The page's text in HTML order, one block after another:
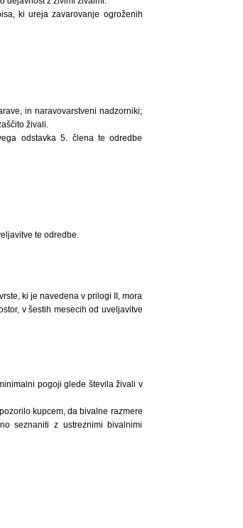
ki ureja zavarovanje ogroženih
in naravovarstveni nadzorniki;
živali.
odstavka 5. člena te odredbe
te odredbe.
ki je navedena v prilogi II, mora
v šestih mesecih od uveljavitve
pogoji glede števila živali v
kupcem, da bivalne razmere
seznaniti z ustreznimi bivalnimi